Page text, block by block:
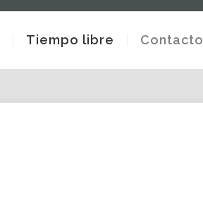
Tiempo libre Contacto